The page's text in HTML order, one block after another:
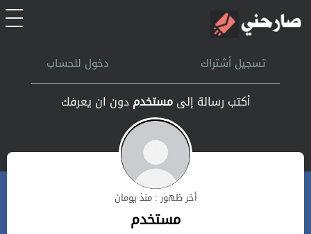
الرئيسيةتسجيل أشتراك دخول للحساب
أكتب رسالة إلىمستخدمدون ان يعرفك
أخر ظهور : منذ يومان
مستخدم